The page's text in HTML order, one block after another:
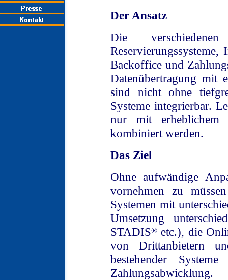
Der Ansatz
Die
Backoffice und
Datenübertragung mit
sind nicht ohne
Systeme integrierbar.
nur mit erheblichem
kombiniert werden.
Das Ziel
Ohne aufwändige
vornehmen zu
Systemen mit
Umsetzung
STADIS® etc.), die
von Drittanbietern
bestehender
Zahlungsabwicklung.